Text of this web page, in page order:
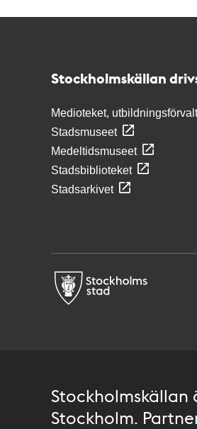
Stockholmskällan
Medioteket,
Stadsmuseet
Medeltidsmuseet
Stadsbiblioteket
Stadsarkivet
Stockholm.